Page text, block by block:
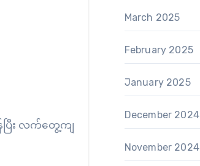
ြီး လက်တွေ့ကျ
March 2025
February 2025
January 2025
December 2024
November 2024